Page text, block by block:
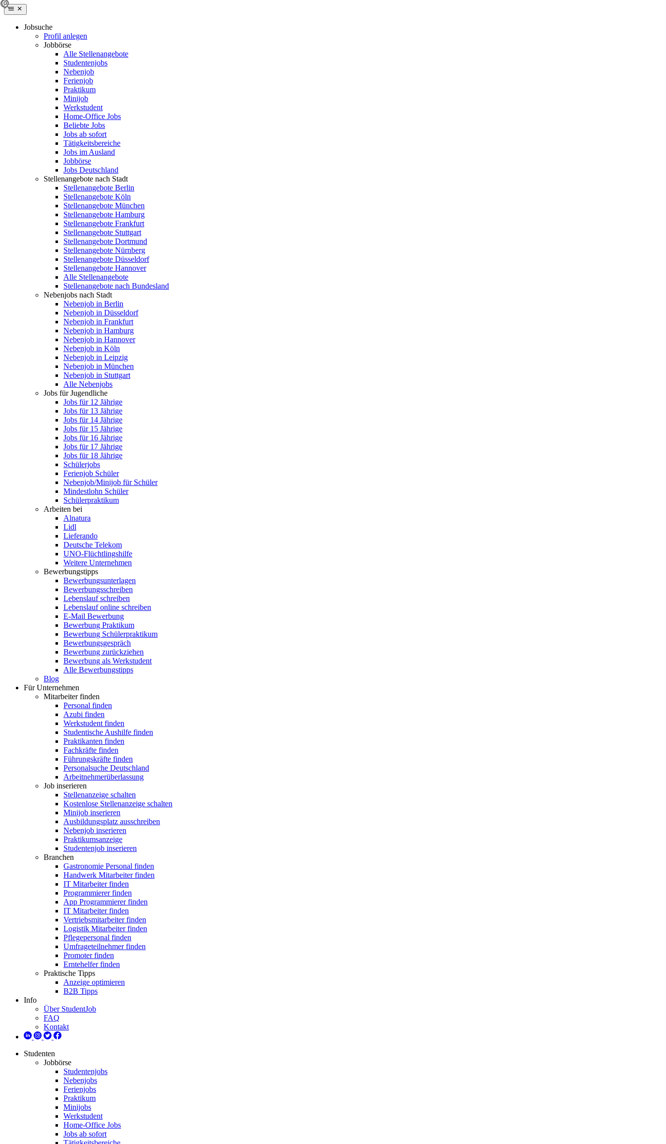
Jobsuche
Profil anlegen
Jobbörse
Alle Stellenangebote
Studentenjobs
Nebenjob
Ferienjob
Praktikum
Minijob
Werkstudent
Home-Office Jobs
Beliebte Jobs
Jobs ab sofort
Tätigkeitsbereiche
Jobs im Ausland
Jobbörse
Jobs Deutschland
Stellenangebote nach Stadt
Stellenangebote Berlin
Stellenangebote Köln
Stellenangebote München
Stellenangebote Hamburg
Stellenangebote Frankfurt
Stellenangebote Stuttgart
Stellenangebote Dortmund
Stellenangebote Nürnberg
Stellenangebote Düsseldorf
Stellenangebote Hannover
Alle Stellenangebote
Stellenangebote nach Bundesland
Nebenjobs nach Stadt
Nebenjob in Berlin
Nebenjob in Düsseldorf
Nebenjob in Frankfurt
Nebenjob in Hamburg
Nebenjob in Hannover
Nebenjob in Köln
Nebenjob in Leipzig
Nebenjob in München
Nebenjob in Stuttgart
Alle Nebenjobs
Jobs für Jugendliche
Jobs für 12 Jährige
Jobs für 13 Jährige
Jobs für 14 Jährige
Jobs für 15 Jährige
Jobs für 16 Jährige
Jobs für 17 Jährige
Jobs für 18 Jährige
Schülerjobs
Ferienjob Schüler
Nebenjob/Minijob für Schüler
Mindestlohn Schüler
Schülerpraktikum
Arbeiten bei
Alnatura
Lidl
Lieferando
Deutsche Telekom
UNO-Flüchtlingshilfe
Weitere Unternehmen
Bewerbungstipps
Bewerbungsunterlagen
Bewerbungsschreiben
Lebenslauf schreiben
Lebenslauf online schreiben
E-Mail Bewerbung
Bewerbung Praktikum
Bewerbung Schülerpraktikum
Bewerbungsgespräch
Bewerbung zurückziehen
Bewerbung als Werkstudent
Alle Bewerbungstipps
Blog
Für Unternehmen
Mitarbeiter finden
Personal finden
Azubi finden
Werkstudent finden
Studentische Aushilfe finden
Praktikanten finden
Fachkräfte finden
Führungskräfte finden
Personalsuche Deutschland
Arbeitnehmerüberlassung
Job inserieren
Stellenanzeige schalten
Kostenlose Stellenanzeige schalten
Minijob inserieren
Ausbildungsplatz ausschreiben
Nebenjob inserieren
Praktikumsanzeige
Studentenjob inserieren
Branchen
Gastronomie Personal finden
Handwerk Mitarbeiter finden
IT Mitarbeiter finden
Programmierer finden
App Programmierer finden
IT Mitarbeiter finden
Vertriebsmitarbeiter finden
Logistik Mitarbeiter finden
Pflegepersonal finden
Umfrageteilnehmer finden
Promoter finden
Erntehelfer finden
Praktische Tipps
Anzeige optimieren
B2B Tipps
Info
Über StudentJob
FAQ
Kontakt
Studenten
Jobbörse
Studentenjobs
Nebenjobs
Ferienjobs
Praktikum
Minijobs
Werkstudent
Home-Office Jobs
Jobs ab sofort